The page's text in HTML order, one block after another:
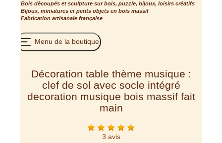
Bois découpés et sculpture sur bois, puzzle, bijoux, loisirs créatifs
Bijoux, miniatures et petits objets en bois massif
Fabrication artisanale française
Menu de la boutique
Décoration table thème musique :
clef de sol avec socle intégré
decoration musique bois massif fait
main
3 avis